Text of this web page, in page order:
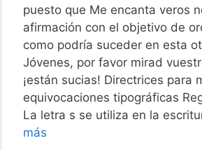
puesto que Me encanta veros
afirmación con el objetivo de
como podría suceder en esta
Jóvenes, por favor mirad
¡están sucias! Directrices para
equivocaciones tipográficas
La letra s se utiliza en la
más